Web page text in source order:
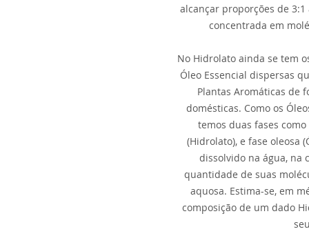
alcançar proporções de
concentrada em
No Hidrolato ainda se tem
Óleo Essencial dispersas
Plantas Aromáticas de
domésticas. Como os
temos duas fases
(Hidrolato), e fase oleosa
dissolvido na água, na
quantidade de suas
aquosa. Estima-se, em
composição de um dado